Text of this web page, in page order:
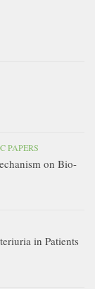
PAPERS
on Bio-
in Patients